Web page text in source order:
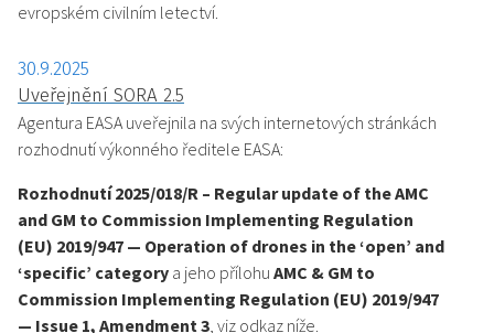
evropském civilním letectví.
30.9.2025
Uveřejnění SORA 2.5
Agentura EASA uveřejnila na svých internetových stránkách
rozhodnutí výkonného ředitele EASA:
Rozhodnutí 2025/018/R – Regular update of the AMC
and GM to Commission Implementing Regulation
(EU) 2019/947 — Operation of drones in the ‘open’ and
‘specific’ category a jeho přílohu AMC & GM to
Commission Implementing Regulation (EU) 2019/947
— Issue 1, Amendment 3, viz odkaz níže.